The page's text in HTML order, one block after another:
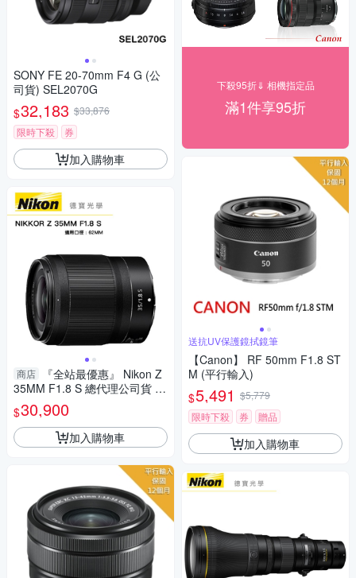
SONY FE 20-70mm F4 G (公
司貨) SEL2070G
$32,183 $33,876
限時下殺
券
加入購物車
商店
『全站最優惠』 Nikon Z
35MM F1.8 S 總代理公司貨 賣
場優惠 人像 風景 德寶光學 大
光圈定焦 德寶
$30,900
加入購物車
下殺95折⇓ 相機指定品
滿1件享95折
送抗UV保護鏡拭鏡筆
【Canon】 RF 50mm F1.8 ST
M (平行輸入)
$5,491 $5,779
限時下殺
券 贈品
加入購物車